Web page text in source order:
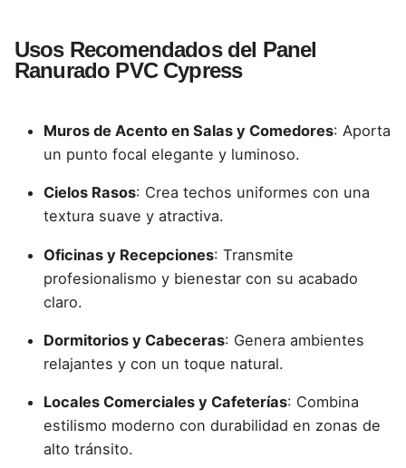
Usos Recomendados del Panel
Ranurado PVC Cypress
Muros de Acento en Salas y Comedores: Aporta
un punto focal elegante y luminoso.
Cielos Rasos: Crea techos uniformes con una
textura suave y atractiva.
Oficinas y Recepciones: Transmite
profesionalismo y bienestar con su acabado
claro.
Dormitorios y Cabeceras: Genera ambientes
relajantes y con un toque natural.
Locales Comerciales y Cafeterías: Combina
estilismo moderno con durabilidad en zonas de
alto tránsito.